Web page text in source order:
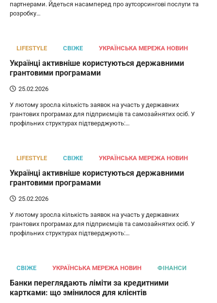
партнерами. Йдеться насамперед про аутсорсингові послуги та
розробку…
LIFESTYLE СВІЖЕ УКРАЇНСЬКА МЕРЕЖА НОВИН
Українці активніше користуються державними
грантовими програмами
25.02.2026
У лютому зросла кількість заявок на участь у державних
грантових програмах для підприємців та самозайнятих осіб. У
профільних структурах підтверджують:…
LIFESTYLE СВІЖЕ УКРАЇНСЬКА МЕРЕЖА НОВИН
Українці активніше користуються державними
грантовими програмами
25.02.2026
У лютому зросла кількість заявок на участь у державних
грантових програмах для підприємців та самозайнятих осіб. У
профільних структурах підтверджують:…
СВІЖЕ УКРАЇНСЬКА МЕРЕЖА НОВИН ФІНАНСИ
Банки переглядають ліміти за кредитними
картками: що змінилося для клієнтів